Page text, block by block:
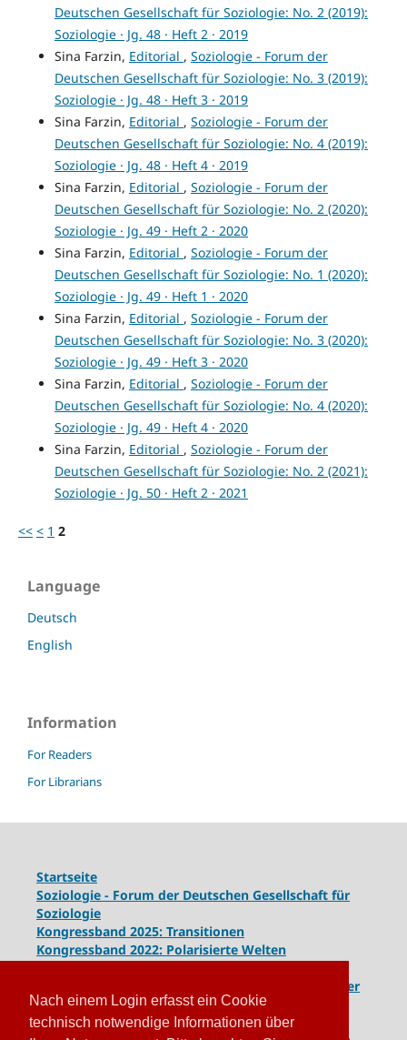
Nach einem Login erfasst ein Cookie
technisch notwendige Informationen über
Deutschen Gesellschaft für Soziologie: No. 2 (2019):
Soziologie · Jg. 48 · Heft 2 · 2019
Sina Farzin, Editorial , Soziologie - Forum der
Deutschen Gesellschaft für Soziologie: No. 3 (2019):
Soziologie · Jg. 48 · Heft 3 · 2019
Sina Farzin, Editorial , Soziologie - Forum der
Deutschen Gesellschaft für Soziologie: No. 4 (2019):
Soziologie · Jg. 48 · Heft 4 · 2019
Sina Farzin, Editorial , Soziologie - Forum der
Deutschen Gesellschaft für Soziologie: No. 2 (2020):
Soziologie · Jg. 49 · Heft 2 · 2020
Sina Farzin, Editorial , Soziologie - Forum der
Deutschen Gesellschaft für Soziologie: No. 1 (2020):
Soziologie · Jg. 49 · Heft 1 · 2020
Sina Farzin, Editorial , Soziologie - Forum der
Deutschen Gesellschaft für Soziologie: No. 3 (2020):
Soziologie · Jg. 49 · Heft 3 · 2020
Sina Farzin, Editorial , Soziologie - Forum der
Deutschen Gesellschaft für Soziologie: No. 4 (2020):
Soziologie · Jg. 49 · Heft 4 · 2020
Sina Farzin, Editorial , Soziologie - Forum der
Deutschen Gesellschaft für Soziologie: No. 2 (2021):
Soziologie · Jg. 50 · Heft 2 · 2021
<< < 1 2
Language
Deutsch
English
Information
For Readers
For Librarians
Startseite
Soziologie - Forum der Deutschen Gesellschaft für
Soziologie
Kongressband 2025: Transitionen
Kongressband 2022: Polarisierte Welten
Komplexe Dynamiken globaler
und lokaler Entwicklungen
Kongressband 2016: Geschlossene Gesellschaften